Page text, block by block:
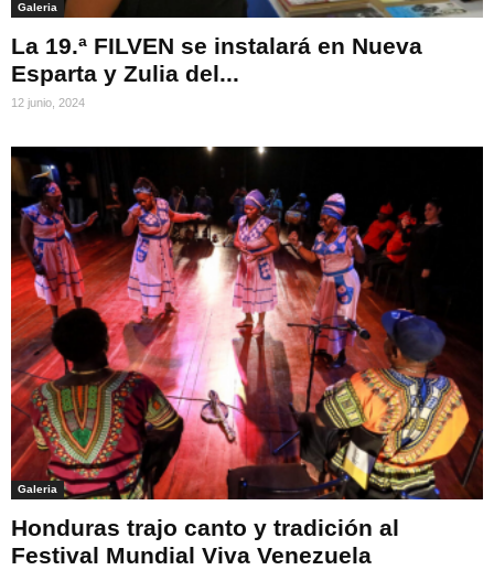
Galeria
La 19.ª FILVEN se instalará en Nueva
Esparta y Zulia del...
12 junio, 2024
Galeria
Honduras trajo canto y tradición al
Festival Mundial Viva Venezuela